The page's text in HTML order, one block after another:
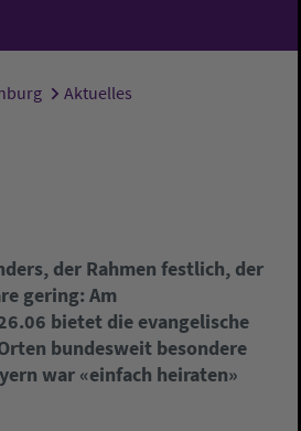
Aktuelles
der Rahmen festlich, der
gering: Am
bietet die evangelische
bundesweit besondere
war «einfach heiraten»